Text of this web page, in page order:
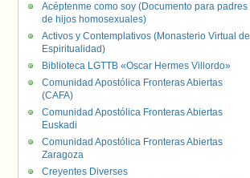
Acéptenme como soy (Documento para padres
de hijos homosexuales)
Activos y Contemplativos (Monasterio Virtual de
Espiritualidad)
Biblioteca LGTTB «Oscar Hermes Villordo»
Comunidad Apostólica Fronteras Abiertas
(CAFA)
Comunidad Apostólica Fronteras Abiertas
Euskadi
Comunidad Apostólica Fronteras Abiertas
Zaragoza
Creyentes Diverses